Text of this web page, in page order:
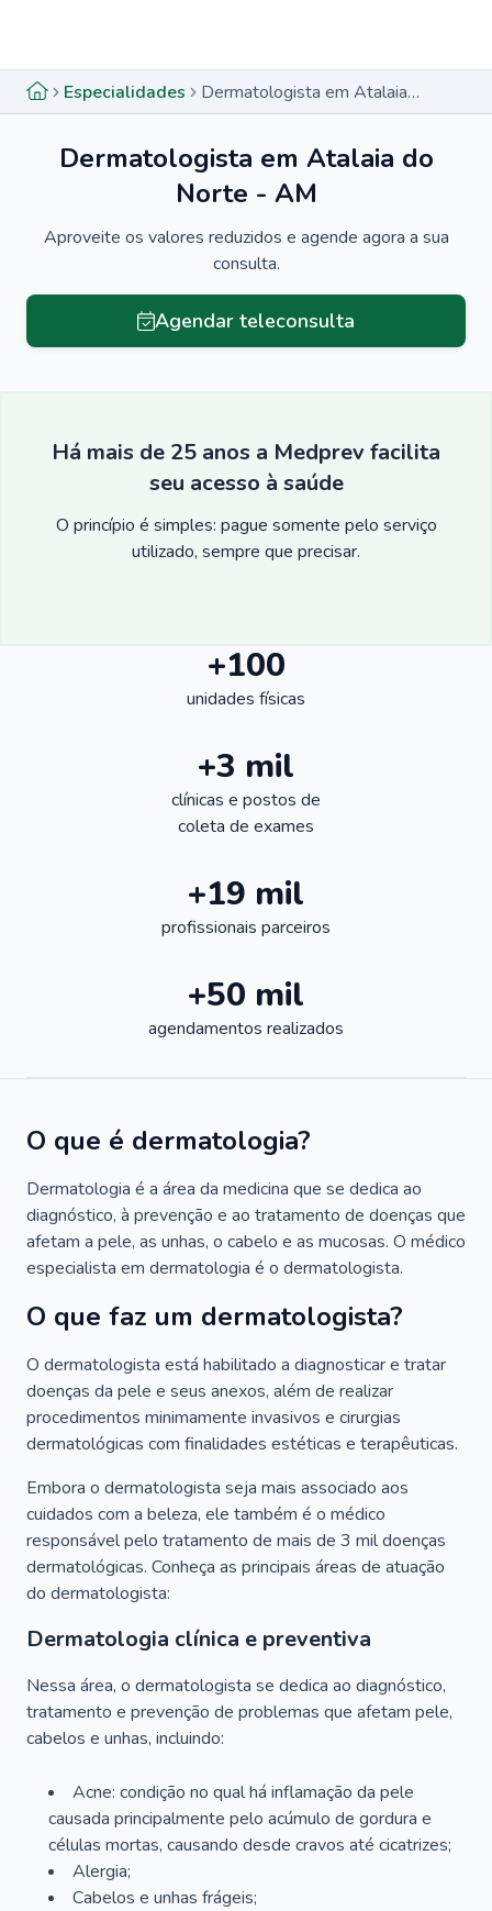
Especialidades Dermatologista em Atalaia do Norte - AM
Dermatologista em Atalaia do
Norte - AM
Aproveite os valores reduzidos e agende agora a sua
consulta.
Agendar teleconsulta
Há mais de 25 anos a Medprev facilita
seu acesso à saúde
O princípio é simples: pague somente pelo serviço
utilizado, sempre que precisar.
+100
unidades físicas
+3 mil
clínicas e postos de
coleta de exames
+19 mil
profissionais parceiros
+50 mil
agendamentos realizados
O que é dermatologia?
Dermatologia é a área da medicina que se dedica ao
diagnóstico, à prevenção e ao tratamento de doenças que
afetam a pele, as unhas, o cabelo e as mucosas. O médico
especialista em dermatologia é o dermatologista.
O que faz um dermatologista?
O dermatologista está habilitado a diagnosticar e tratar
doenças da pele e seus anexos, além de realizar
procedimentos minimamente invasivos e cirurgias
dermatológicas com finalidades estéticas e terapêuticas.
Embora o dermatologista seja mais associado aos
cuidados com a beleza, ele também é o médico
responsável pelo tratamento de mais de 3 mil doenças
dermatológicas. Conheça as principais áreas de atuação
do dermatologista:
Dermatologia clínica e preventiva
Nessa área, o dermatologista se dedica ao diagnóstico,
tratamento e prevenção de problemas que afetam pele,
cabelos e unhas, incluindo:
Acne: condição no qual há inflamação da pele
causada principalmente pelo acúmulo de gordura e
células mortas, causando desde cravos até cicatrizes;
Alergia;
Cabelos e unhas frágeis;